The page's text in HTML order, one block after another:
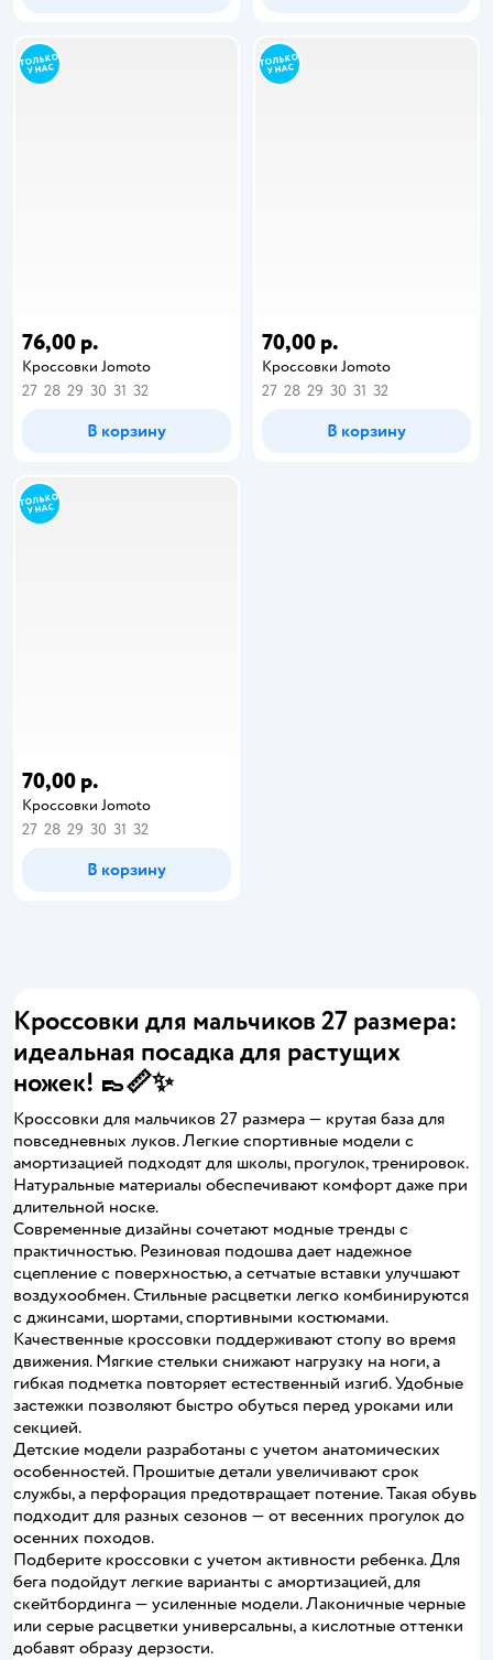
76,00 р.
Кроссовки Jomoto
27 28 29 30 31 32
В корзину
70,00 р.
Кроссовки Jomoto
27 28 29 30 31 32
В корзину
70,00 р.
Кроссовки Jomoto
27 28 29 30 31 32
В корзину
Кроссовки для мальчиков 27 размера:
идеальная посадка для растущих
ножек! 👞📏✨
Кроссовки для мальчиков 27 размера — крутая база для
повседневных луков. Легкие спортивные модели с
амортизацией подходят для школы, прогулок, тренировок.
Натуральные материалы обеспечивают комфорт даже при
длительной носке.
Современные дизайны сочетают модные тренды с
практичностью. Резиновая подошва дает надежное
сцепление с поверхностью, а сетчатые вставки улучшают
воздухообмен. Стильные расцветки легко комбинируются
с джинсами, шортами, спортивными костюмами.
Качественные кроссовки поддерживают стопу во время
движения. Мягкие стельки снижают нагрузку на ноги, а
гибкая подметка повторяет естественный изгиб. Удобные
застежки позволяют быстро обуться перед уроками или
секцией.
Детские модели разработаны с учетом анатомических
особенностей. Прошитые детали увеличивают срок
службы, а перфорация предотвращает потение. Такая обувь
подходит для разных сезонов — от весенних прогулок до
осенних походов.
Подберите кроссовки с учетом активности ребенка. Для
бега подойдут легкие варианты с амортизацией, для
скейтбординга — усиленные модели. Лаконичные черные
или серые расцветки универсальны, а кислотные оттенки
добавят образу дерзости.